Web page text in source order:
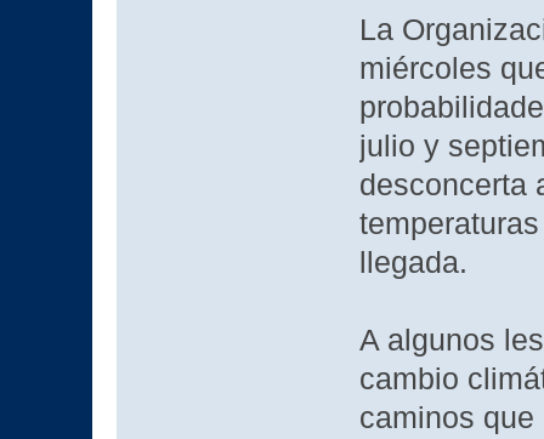
La
miércoles
julio y
desconcerta
llegada.
A algunos
cambio
caminos